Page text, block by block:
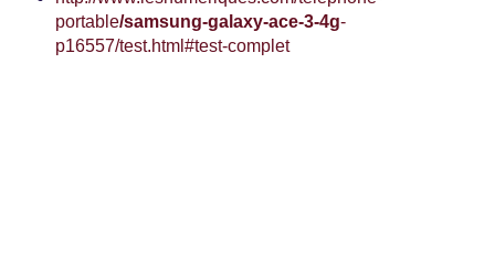
portable/samsung-galaxy-ace-3-4g-
p16557/test.html#test-complet